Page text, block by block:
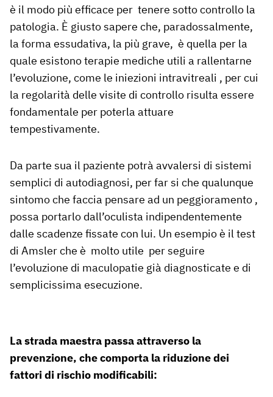
è il modo più efficace per tenere sotto controllo la
patologia. È giusto sapere che, paradossalmente,
la forma essudativa, la più grave, è quella per la
quale esistono terapie mediche utili a rallentarne
l’evoluzione, come le iniezioni intravitreali , per cui
la regolarità delle visite di controllo risulta essere
fondamentale per poterla attuare
tempestivamente.
Da parte sua il paziente potrà avvalersi di sistemi
semplici di autodiagnosi, per far si che qualunque
sintomo che faccia pensare ad un peggioramento ,
possa portarlo dall’oculista indipendentemente
dalle scadenze fissate con lui. Un esempio è il test
di Amsler che è molto utile per seguire
l’evoluzione di maculopatie già diagnosticate e di
semplicissima esecuzione.
La strada maestra passa attraverso la
prevenzione, che comporta la riduzione dei
fattori di rischio modificabili: